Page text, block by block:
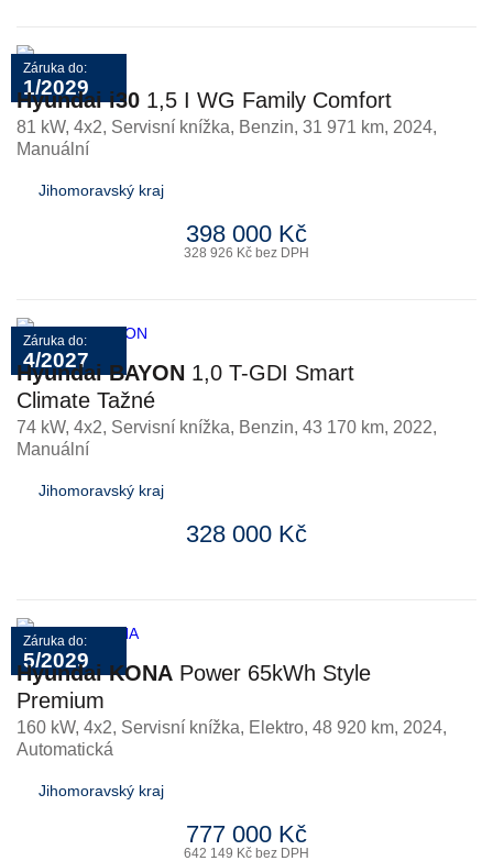
Záruka do:
1/2029
Hyundai i30 1,5 I WG Family Comfort
81 kW, 4x2, Servisní knížka, Benzin, 31 971 km, 2024,
Manuální
Jihomoravský kraj
398 000 Kč
328 926 Kč bez DPH
Záruka do:
4/2027
Hyundai BAYON 1,0 T-GDI Smart
Climate Tažné
74 kW, 4x2, Servisní knížka, Benzin, 43 170 km, 2022,
Manuální
Jihomoravský kraj
328 000 Kč
Záruka do:
5/2029
Hyundai KONA Power 65kWh Style
Premium
160 kW, 4x2, Servisní knížka, Elektro, 48 920 km, 2024,
Automatická
Jihomoravský kraj
777 000 Kč
642 149 Kč bez DPH